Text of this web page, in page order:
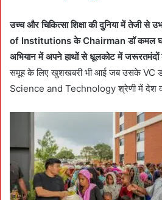
उच्च और चिकित्सा शिक्षा की दुनिया में तेजी से
of Institutions के Chairman डॉ कमल
अभियान में अपने हाथों से धूलकोट में
समूह के लिए खुशखबरी भी आई जब उसके VC
Science and Technology श्रेणी में देश